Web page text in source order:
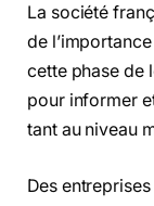
La société
de
cette phase de
pour informer
tant au niveau
Des